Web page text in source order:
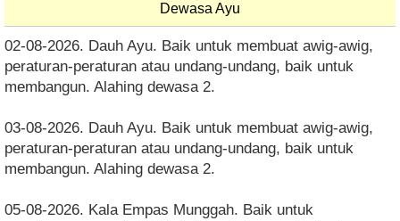
Dewasa Ayu
02-08-2026. Dauh Ayu. Baik untuk membuat awig-awig,
peraturan-peraturan atau undang-undang, baik untuk
membangun. Alahing dewasa 2.
03-08-2026. Dauh Ayu. Baik untuk membuat awig-awig,
peraturan-peraturan atau undang-undang, baik untuk
membangun. Alahing dewasa 2.
05-08-2026. Kala Empas Munggah. Baik untuk